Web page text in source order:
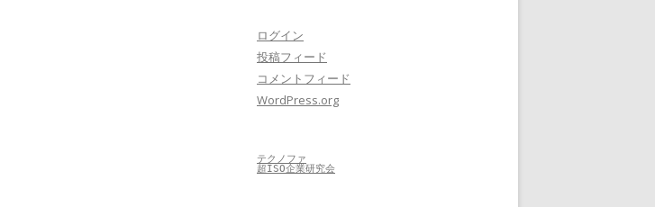
ログイン
投稿フィード
コメントフィード
WordPress.org
テクノファ
超ISO企業研究会